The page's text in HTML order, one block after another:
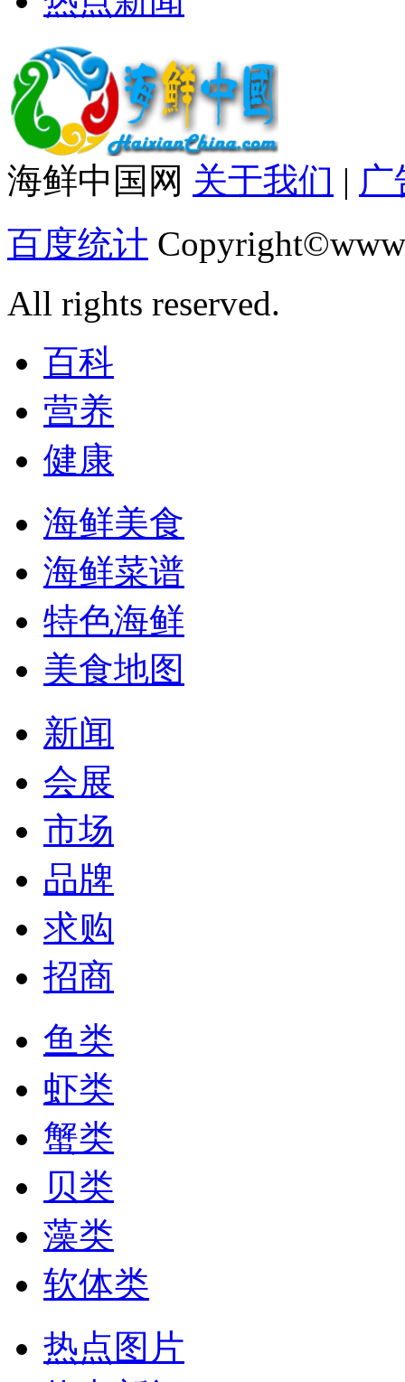
海鲜中国网 关于我们 | 广
百度统计
All rights reserved.
百科
营养
健康
海鲜美食
海鲜菜谱
特色海鲜
美食地图
新闻
会展
市场
品牌
求购
招商
鱼类
虾类
蟹类
贝类
藻类
软体类
热点图片